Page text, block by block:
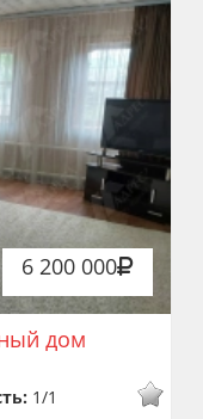
6 200 000
дом
1/1